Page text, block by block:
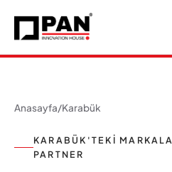
Anasayfa/Karabük
KARABÜK'TEKI
PARTNER